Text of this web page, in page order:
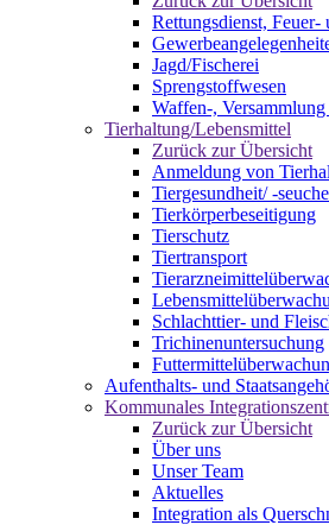
Rettungsdienst, Feuer-
Jagd/Fischerei
Sprengstoffwesen
Waffen-,
Tierhaltung/Lebensmittel
Zurück zur Übersicht
Anmeldung von
Tiergesundheit/ -
Tierkörperbeseitigung
Tierschutz
Tiertransport
Schlachttier- und
Trichinenuntersuchung
Aufenthalts- und
Kommunales
Zurück zur Übersicht
Über uns
Unser Team
Aktuelles
Integration als